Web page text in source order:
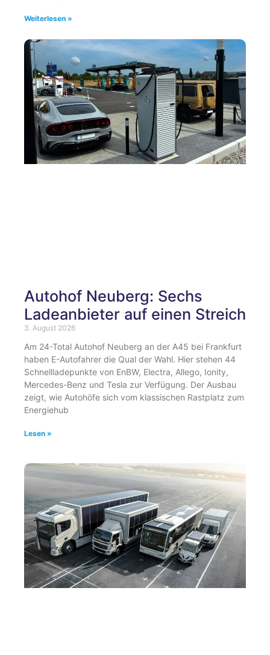
Weiterlesen »
Autohof Neuberg: Sechs
Ladeanbieter auf einen Streich
3. August 2026
Am 24-Total Autohof Neuberg an der A45 bei Frankfurt
haben E-Autofahrer die Qual der Wahl. Hier stehen 44
Schnellladepunkte von EnBW, Electra, Allego, Ionity,
Mercedes-Benz und Tesla zur Verfügung. Der Ausbau
zeigt, wie Autohöfe sich vom klassischen Rastplatz zum
Energiehub
Lesen »